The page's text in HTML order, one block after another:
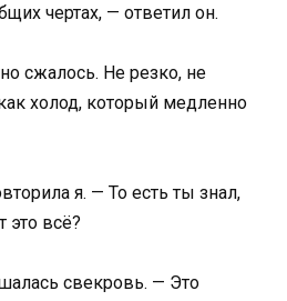
чертах, — ответил он.
сжалось. Не резко, не
холод, который медленно
я. — То есть ты знал,
это всё?
свекровь. — Это